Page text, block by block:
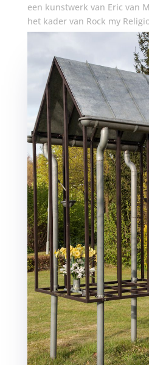
een kunstwerk van Eric van
het kader van Rock my
Kruisen en Kapellen in de
“omgevormd” tot Mariakapel.